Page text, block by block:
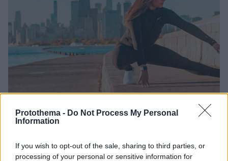
Protothema - Do Not Process My Personal
Information
If you wish to opt-out of the sale, sharing to third parties, or
processing of your personal or sensitive information for
Πρακτικές ασκήσεις διατάσεων που ανακουφίζουν τα
07.07.2022, 09:23